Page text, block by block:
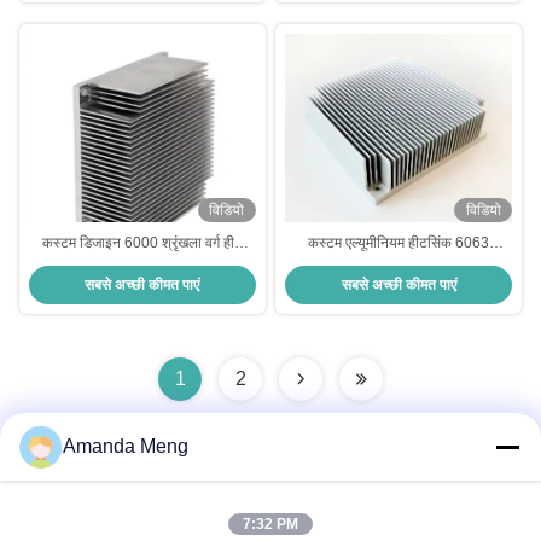
विडियो
कस्टम डिजाइन 6000 श्रृंखला वर्ग हीट
सिंक ODM सीएनसी हीटसिंक एल्यूमीनियम
सबसे अच्छी कीमत पाएं
विडियो
कस्टम एल्यूमीनियम हीटसिंक 6063
एल्यूमीनियम हीटसिंक एक्सट्रूज़न 0.05
मिमी सटीकता
सबसे अच्छी कीमत पाएं
1 2
Amanda Meng
7:32 PM